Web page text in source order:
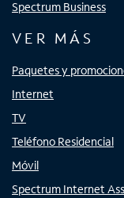
Spectrum Business
VER MÁS
Paquetes y
Internet
TV
Teléfono Residencial
Móvil
Spectrum Internet